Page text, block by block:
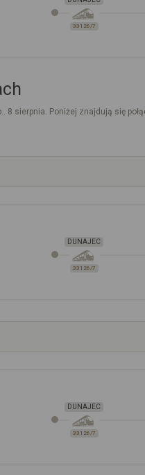
33126/7
8 sierpnia. Poniżej znajdują się
DUNAJEC
33126/7
DUNAJEC
33126/7